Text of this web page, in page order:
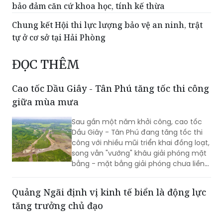
bảo đảm căn cứ khoa học, tính kế thừa
Chung kết Hội thi lực lượng bảo vệ an ninh, trật
tự ở cơ sở tại Hải Phòng
ĐỌC THÊM
Cao tốc Dầu Giây - Tân Phú tăng tốc thi công
giữa mùa mưa
Sau gần một năm khởi công, cao tốc
Dầu Giây - Tân Phú đang tăng tốc thi
công với nhiều mũi triển khai đồng loạt,
song vẫn "vướng" khâu giải phóng mặt
bằng - mặt bằng giải phóng chưa liền
Quảng Ngãi định vị kinh tế biển là động lực
tăng trưởng chủ đạo